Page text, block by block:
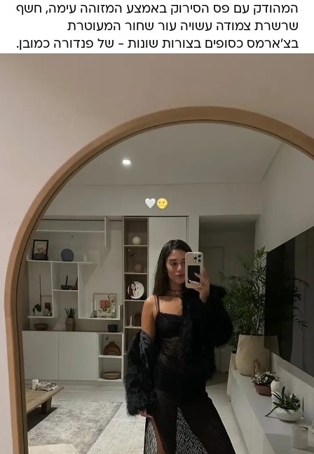
המהודק עם פס הסירוק באמצע המזוהה עימה, חשף
שרשרת צמודה עשויה עור שחור המעוטרת
בצ'ארמס כסופים בצורות שונות - של פנדורה כמובן.